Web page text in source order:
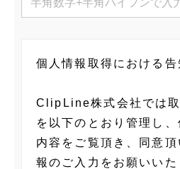
個人情報取得における告
ClipLine株式会社では取
を以下のとおり管理し、
内容をご覧頂き、同意
報のご入力をお願いいた